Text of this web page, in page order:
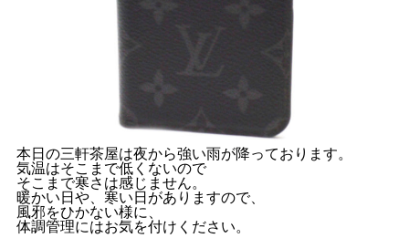
本日の三軒茶屋は夜から強い雨が降っております。
気温はそこまで低くないので
そこまで寒さは感じません。
暖かい日や、寒い日がありますので、
風邪をひかない様に、
体調管理にはお気を付けください。